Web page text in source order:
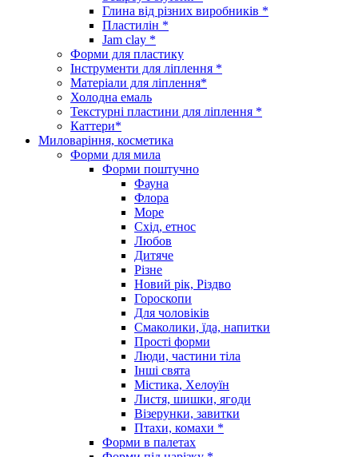
Глина від різних виробників *
Пластилін *
Jam clay *
Форми для пластику
Інструменти для ліплення *
Матеріали для ліплення*
Холодна емаль
Текстурні пластини для ліплення *
Каттери*
Миловаріння, косметика
Форми для мила
Форми поштучно
Фауна
Флора
Море
Схід, етнос
Любов
Дитяче
Різне
Новий рік, Різдво
Гороскопи
Для чоловіків
Смаколики, їда, напитки
Прості форми
Люди, частини тіла
Інші свята
Містика, Хелоуїн
Листя, шишки, ягоди
Візерунки, завитки
Птахи, комахи *
Форми в палетах